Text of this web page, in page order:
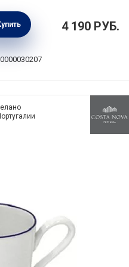
380 мл, цвет серый,
RNC122-
838)
4 190 РУБ.